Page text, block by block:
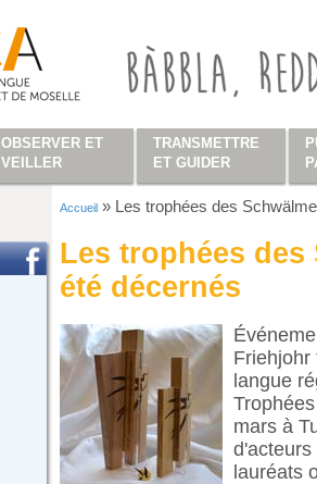
Vous êtes ici
Accueil » Les trophées des
Les trophées des
été décernés
Friehjohr
langue
mars à
lauréats
OBSERVER ET
VEILLER
TRANSMETTRE
ET GUIDER